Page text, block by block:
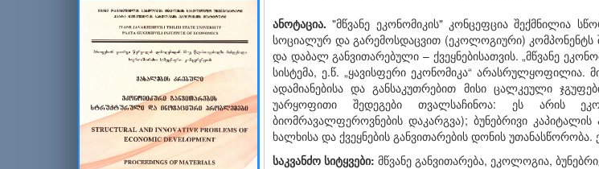
ანოტაცია. "მწვანე ეკონომიკის" კონცეფცია შექმნილია
სოციალურ და გარემოსდაცვით (ეკოლოგიური) კომპონენტს
და დაბალ განვითარებული – ქვეყნებისათვის. „მწვანე
სისტემა, ე.წ. „ყავისფერი ეკონომიკა“ არასრულყოფილია.
ადამიანებისა და განსაკუთრებით მისი ცალკეული
უარყოფითი შედეგები თვალსაჩინოა: ეს არის
ბიომრავალფეროვნების დაკარგვა); ბუნებრივი
ხალხისა და ქვეყნების განვითარების დონის
საკვანძო სიტყვები: მწვანე განვითარება, ეკოლოგია,